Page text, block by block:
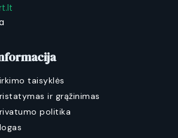
su bungee virvėmis ir D-žiedais
didesnius daiktus: aušintuvą,
įrangą. 4 drenažo angos su
Atidenkite kamštelius ant
nuteka savaime. Galinė
taisyklės
ir grąžinimas
politika